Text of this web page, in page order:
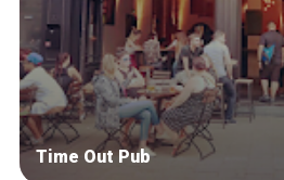
Time Out Pub